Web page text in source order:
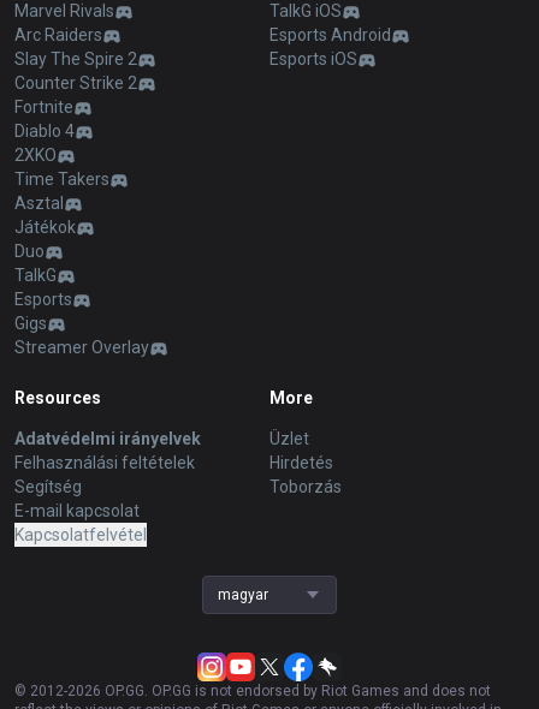
Marvel Rivals
Arc Raiders
Slay The Spire 2
Counter Strike 2
Fortnite
Diablo 4
2XKO
Time Takers
Asztal
Játékok
Duo
TalkG
Esports
Gigs
Streamer Overlay
TalkG iOS
Esports Android
Esports iOS
Resources
Adatvédelmi irányelvek
Felhasználási feltételek
Segítség
E-mail kapcsolat
Kapcsolatfelvétel
More
Üzlet
Hirdetés
Toborzás
magyar
© 2012-2026 OP.GG. OP.GG is not endorsed by Riot Games and does not